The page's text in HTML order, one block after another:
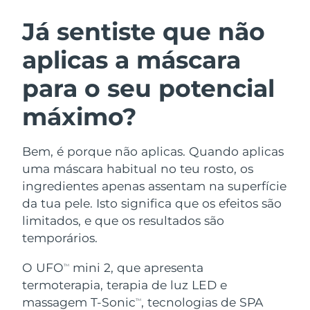
Já sentiste que não
aplicas a máscara
para o seu potencial
máximo?
Bem, é porque não aplicas. Quando aplicas
uma máscara habitual no teu rosto, os
ingredientes apenas assentam na superfície
da tua pele. Isto significa que os efeitos são
limitados, e que os resultados são
temporários.
O UFOTM
mini 2, que apresenta
termoterapia, terapia de luz LED e
massagem T-SonicTM, tecnologias de SPA
Limpeza facial
LUNA™ 4 kit
Anti-aging massage
LUNA™ 4 Plus
Massage, LED heating
LUNA™ 4 Men
For men, anti-aging massage
Lifting facial
BEAR™ 2 kit
Microcurrent toning
BEAR™ 2 go
Microcurrent toning on-the-go
BEAR™ 2 eyes & lips
Microcurrent line smoothing device
Hidratação
UFO™ 3 kit
Deep facial hydration
Near-infrared and red light therapy
device
Cuidado oral
issa™ 4
Hybrid silicone sonic toothbrush
issa™ 4 plus
Smart hybrid silicone sonic toothbrush
TRATAMENTO ANTIENVELHECIMENTO
FAQ™
Antienvelhecimento Tratamentos LED
Áustria 08.08.2026
Barein Entrega prevista09.08.2026
Bélgica Entrega prevista08.08.2026
Bermudas
Bósnia e
Herzegovina
Entrega prevista 11.08.2026
Brunei Entrega prevista13.08.2026
Bulgária
Canadá Entrega prevista
Chile Entrega prevista 12.08.2026